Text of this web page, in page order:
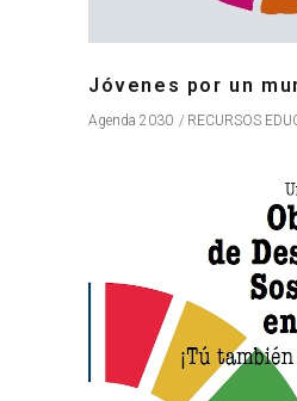
Jóvenes por un
Agenda 2030 RECURSOS